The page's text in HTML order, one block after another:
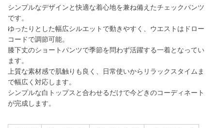
シンプルなデザインと快適な着心地を兼ね備えたチェックパンツ
です。
ゆったりとした幅広シルエットで動きやすく、ウエストはドロー
コードで調節可能。
膝下丈のショートパンツで季節を問わず活躍する一着となってい
ます。
上質な素材感で肌触りも良く、日常使いからリラックスタイムま
で幅広く対応します。
シンプルな白トップスと合わせるだけで今どきのコーディネート
が完成します。